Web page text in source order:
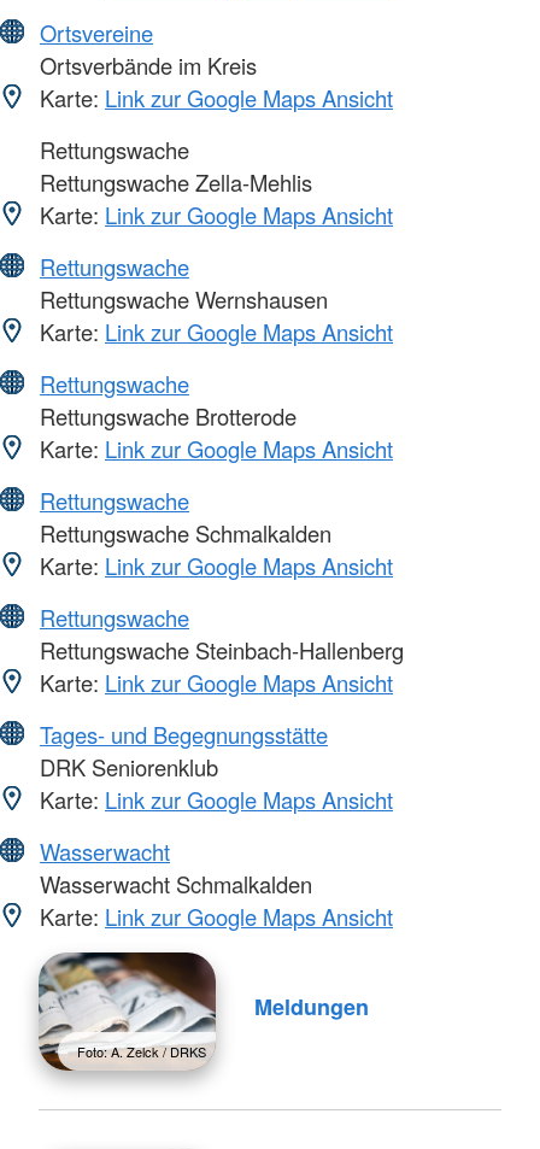
Ortsvereine
Ortsverbände im Kreis
Karte: Link zur Google Maps Ansicht
Rettungswache
Rettungswache Zella-Mehlis
Karte: Link zur Google Maps Ansicht
Rettungswache
Rettungswache Wernshausen
Karte: Link zur Google Maps Ansicht
Rettungswache
Rettungswache Brotterode
Karte: Link zur Google Maps Ansicht
Rettungswache
Rettungswache Schmalkalden
Karte: Link zur Google Maps Ansicht
Rettungswache
Rettungswache Steinbach-Hallenberg
Karte: Link zur Google Maps Ansicht
Tages- und Begegnungsstätte
DRK Seniorenklub
Karte: Link zur Google Maps Ansicht
Wasserwacht
Wasserwacht Schmalkalden
Karte: Link zur Google Maps Ansicht
Foto: A. Zelck / DRKS
Meldungen